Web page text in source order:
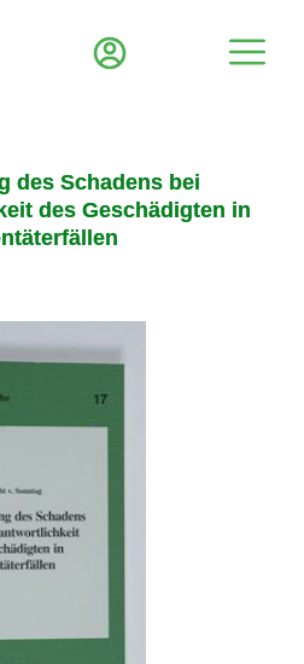
des Schadens bei
des Geschädigten in